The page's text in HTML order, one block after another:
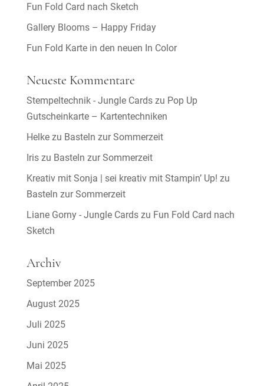
Fun Fold Card nach Sketch
Gallery Blooms – Happy Friday
Fun Fold Karte in den neuen In Color
Neueste Kommentare
Stempeltechnik - Jungle Cardszu Pop Up
Gutscheinkarte – Kartentechniken
Helkezu Basteln zur Sommerzeit
Iriszu Basteln zur Sommerzeit
Kreativ mit Sonja | sei kreativ mit Stampin’ Up! zu
Basteln zur Sommerzeit
Liane Gorny - Jungle Cardszu Fun Fold Card nach
Sketch
Archiv
September 2025
August 2025
Juli 2025
Juni 2025
Mai 2025